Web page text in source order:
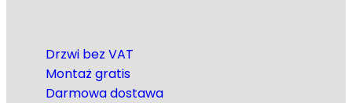
Drzwi bez VAT
Montaż gratis
Darmowa dostawa